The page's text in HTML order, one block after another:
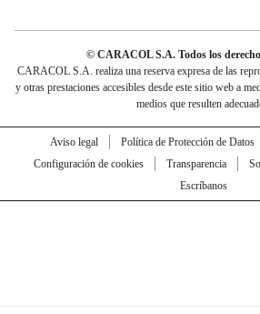
© CARACOL S.A. Todos los
CARACOL S.A. realiza una reserva expresa de las
y otras prestaciones accesibles desde este sitio web a
medios que resulten
Aviso legal Política de Protección de Datos
Configuración de cookies
Transparencia
Escríbanos